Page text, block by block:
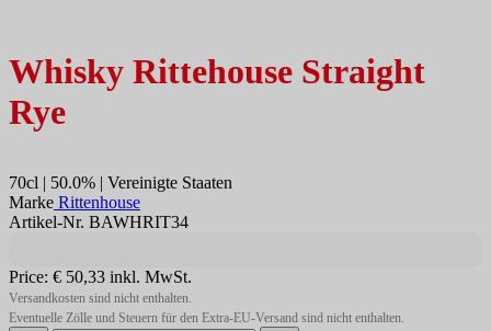
Whisky Rittehouse Straight
Rye
70cl | 50.0% | Vereinigte Staaten
Marke Rittenhouse
Artikel-Nr. BAWHRIT34
Price: € 50,33 inkl. MwSt.
Versandkosten sind nicht enthalten.
Eventuelle Zölle und Steuern für den Extra-EU-Versand sind nicht enthalten.